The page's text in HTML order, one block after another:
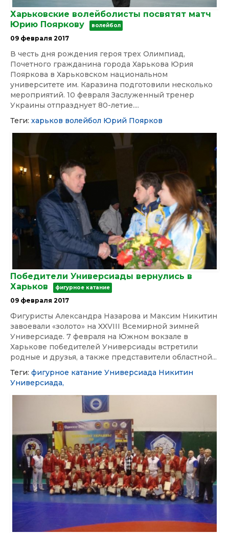
Харьковские волейболисты посвятят матч
Юрию Пояркову
волейбол
09 февраля 2017
В честь дня рождения героя трех Олимпиад,
Почетного гражданина города Харькова Юрия
Пояркова в Харьковском национальном
университете им. Каразина подготовили несколько
мероприятий. 10 февраля Заслуженный тренер
Украины отпразднует 80-летие....
Теги: харьков волейбол Юрий Поярков
Победители Универсиады вернулись в
Харьков
фигурное катание
09 февраля 2017
Фигуристы Александра Назарова и Максим Никитин
завоевали «золото» на XXVIII Всемирной зимней
Универсиаде. 7 февраля на Южном вокзале в
Харькове победителей Универсиады встретили
родные и друзья, а также представители областной...
Теги: фигурное катание Универсиада Никитин
Универсиада,